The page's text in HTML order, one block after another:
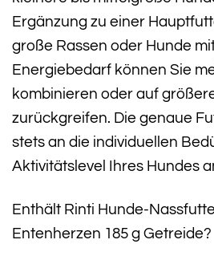
Ergänzung zu einer
große Rassen oder Hunde
Energiebedarf können Sie
kombinieren oder auf
zurückgreifen. Die genaue
stets an die individuellen
Aktivitätslevel Ihres Hundes
Enthält Rinti Hunde-
Entenherzen 185 g Getreide?